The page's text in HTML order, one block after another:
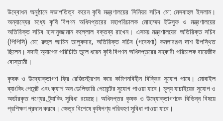
উদ্বোধন অনুষ্ঠানে সভাপতিত্ব করেন কৃষি মন্ত্রণালয়ের সিনিয়র সচিব মো: মেসবাহুল ইসলাম।
অন্যান্যের মধ্যে কৃষি বিপণন অধিদপ্তরের মহাপরিচালক মোহাম্মদ ইউসুফ ও মন্ত্রণালয়ের
অতিরিক্ত সচিব হাসানুজ্জামান কল্লোল বক্তব্য রাখেন। এসময় মন্ত্রণালয়ের অতিরিক্ত সচিব
(পিপিসি) মো: রুহুল আমিন তালুকদার, অতিরিক্ত সচিব (গবেষণা) কমলারঞ্জন দাশ উপস্থিত
ছিলেন। সদাই অ্যাপের পরিচিতি তুলে ধরেন কৃষি বিপণন অধিদপ্তরের সহকারী পরিচালক বায়েজীদ
বোস্তামী।
কৃষক ও উদ্যোক্তাগণ ফ্রি রেজিস্ট্রেশন করে কমিশনবিহীন বিক্রির সুযোগ পাবে। মোবাইল
ব্যাংকিং পেমেন্ট এবং ক্যাশ অন ডেলিভারি পেমেন্টের সুযোগ পাওয়া যাবে। মূল্য যাচাইয়ের সুযোগ ও
অর্ডারকৃত পণ্যের ট্র্যাকিং সুবিধা রয়েছে। অধিদপ্তর কৃষক ও উদ্যোক্তাগণকে বিভিন্ন বিষয়ে
প্রশিক্ষণ প্রদান করবে। ক্ষেত্র বিশেষে কৃষিপণ্য পরিবহণ সুবিধা পাওয়া যাবে।